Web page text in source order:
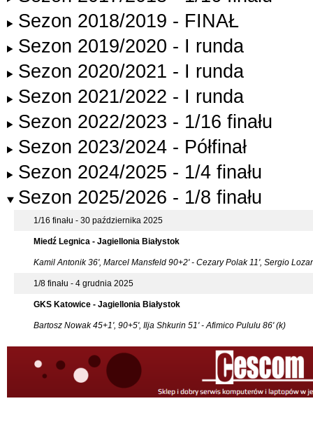
Sezon 2018/2019 - FINAŁ
Sezon 2019/2020 - I runda
Sezon 2020/2021 - I runda
Sezon 2021/2022 - I runda
Sezon 2022/2023 - 1/16 finału
Sezon 2023/2024 - Półfinał
Sezon 2024/2025 - 1/4 finału
Sezon 2025/2026 - 1/8 finału
1/16 finału - 30 października 2025
Miedź Legnica - Jagiellonia Białystok
Kamil Antonik 36', Marcel Mansfeld 90+2' - Cezary Polak 11', Sergio
1/8 finału - 4 grudnia 2025
GKS Katowice - Jagiellonia Białystok
Bartosz Nowak 45+1', 90+5', Ilja Shkurin 51' - Afimico Pululu 86' (k)